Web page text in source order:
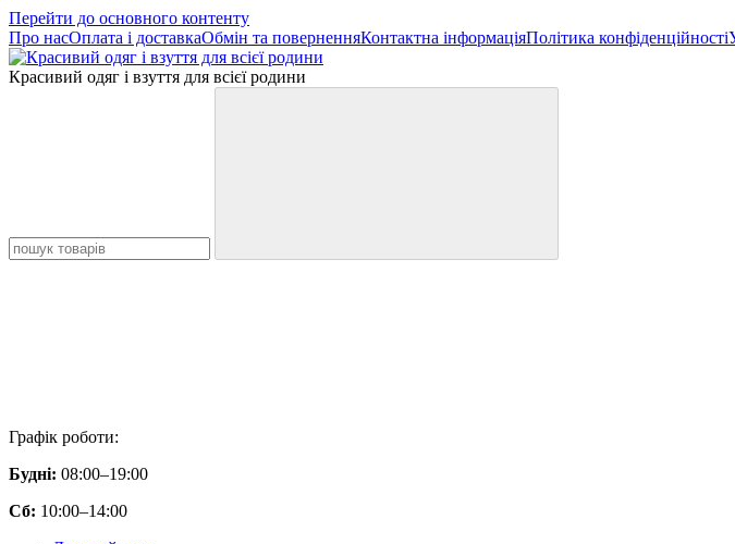
Перейти до основного контенту
Про насОплата і доставкаОбмін та поверненняКонтактна інформаціяПолітика конфіденційності
Красивий одяг і взуття для всієї родини
Графік роботи:
Будні: 08:00–19:00
Сб: 10:00–14:00